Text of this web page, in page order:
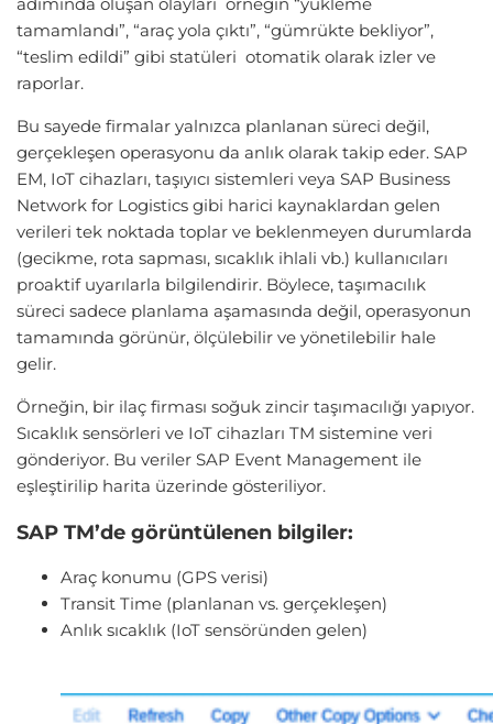
tamamlandı”, “araç yola çıktı”, “gümrükte bekliyor”,
“teslim edildi” gibi statüleri otomatik olarak izler ve
raporlar.
Bu sayede firmalar yalnızca planlanan süreci değil,
gerçekleşen operasyonu da anlık olarak takip eder. SAP
EM, IoT cihazları, taşıyıcı sistemleri veya SAP Business
Network for Logistics gibi harici kaynaklardan gelen
verileri tek noktada toplar ve beklenmeyen durumlarda
(gecikme, rota sapması, sıcaklık ihlali vb.) kullanıcıları
proaktif uyarılarla bilgilendirir. Böylece, taşımacılık
süreci sadece planlama aşamasında değil, operasyonun
tamamında görünür, ölçülebilir ve yönetilebilir hale
gelir.
Örneğin, bir ilaç firması soğuk zincir taşımacılığı yapıyor.
Sıcaklık sensörleri ve IoT cihazları TM sistemine veri
gönderiyor. Bu veriler SAP Event Management ile
eşleştirilip harita üzerinde gösteriliyor.
SAP TM’de görüntülenen bilgiler:
Araç konumu (GPS verisi)
Transit Time (planlanan vs. gerçekleşen)
Anlık sıcaklık (IoT sensöründen gelen)